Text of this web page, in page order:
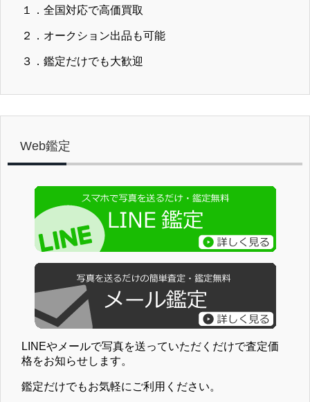
１．全国対応で高価買取
２．オークション出品も可能
３．鑑定だけでも大歓迎
Web鑑定
LINEやメールで写真を送っていただくだけで査定価
格をお知らせします。
鑑定だけでもお気軽にご利用ください。